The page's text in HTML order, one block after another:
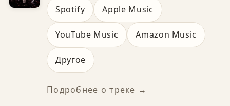
Spotify Apple Music
YouTube Music Amazon Music
Другое
Подробнее о треке →